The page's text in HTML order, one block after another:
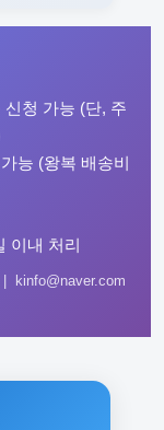
신청 가능 (단, 주
능 (왕복 배송비
이내 처리
kinfo@naver.com